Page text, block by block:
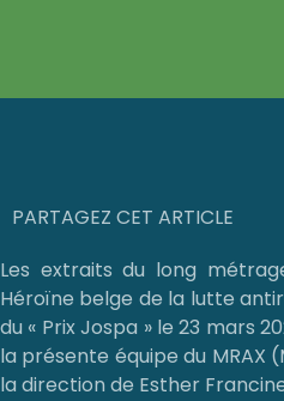
PARTAGEZ CET ARTICLE
Les extraits du long
Héroïne belge de la lutte
du « Prix Jospa » le 23 mars
la présente équipe du MRAX
la direction de Esther